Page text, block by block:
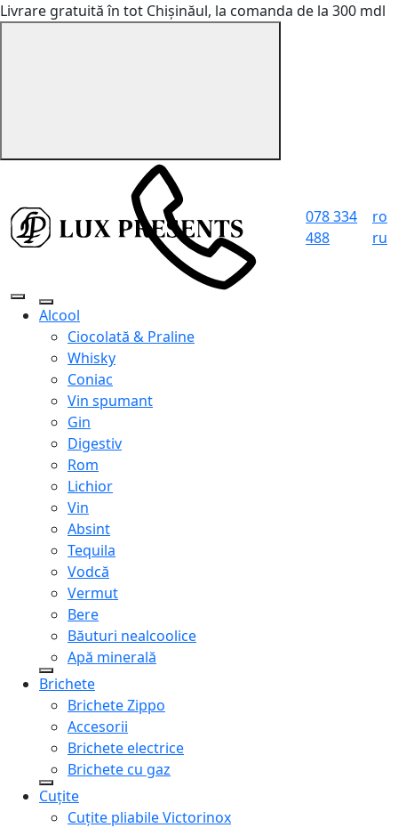
Livrare gratuită în tot Chișinăul, la comanda de la 300 mdl
078 334
488
ro
ru
Alcool
Ciocolată & Praline
Whisky
Coniac
Vin spumant
Gin
Digestiv
Rom
Lichior
Vin
Absint
Tequila
Vodcă
Vermut
Bere
Băuturi nealcoolice
Apă minerală
Brichete
Brichete Zippo
Accesorii
Brichete electrice
Brichete cu gaz
Cuțite
Cuțite pliabile Victorinox